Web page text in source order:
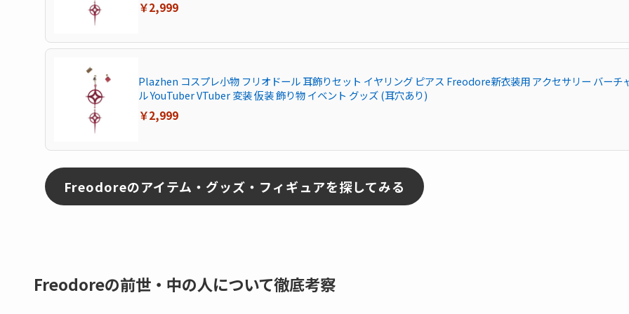
￥2,999
Plazhen コスプレ小物 フリオドール 耳飾りセット イヤリング ピアス Freodore新衣装用 アクセサリー バーチ
ル YouTuber VTuber 変装 仮装 飾り物 イベント グッズ (耳穴あり)
￥2,999
Freodoreのアイテム・グッズ・フィギュアを探してみる
Freodoreの前世・中の人について徹底考察